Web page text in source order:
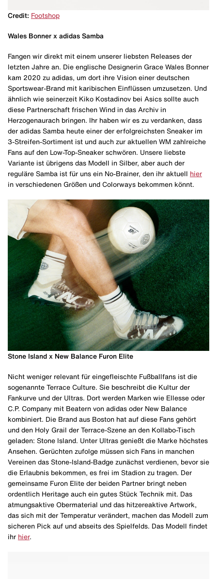
Credit: Footshop
Wales Bonner x adidas Samba
Fangen wir direkt mit einem unserer liebsten Releases der
letzten Jahre an. Die englische Designerin Grace Wales Bonner
kam 2020 zu adidas, um dort ihre Vision einer deutschen
Sportswear-Brand mit karibischen Einflüssen umzusetzen. Und
ähnlich wie seinerzeit Kiko Kostadinov bei Asics sollte auch
diese Partnerschaft frischen Wind in das Archiv in
Herzogenaurach bringen. Ihr haben wir es zu verdanken, dass
der adidas Samba heute einer der erfolgreichsten Sneaker im
3-Streifen-Sortiment ist und auch zur aktuellen WM zahlreiche
Fans auf den Low-Top-Sneaker schwören. Unsere liebste
Variante ist übrigens das Modell in Silber, aber auch der
reguläre Samba ist für uns ein No-Brainer, den ihr aktuell
hier
in verschiedenen Größen und Colorways bekommen könnt.
Stone Island x New Balance Furon Elite
Nicht weniger relevant für eingefleischte Fußballfans ist die
sogenannte Terrace Culture. Sie beschreibt die Kultur der
Fankurve und der Ultras. Dort werden Marken wie Ellesse oder
C.P. Company mit Beatern von adidas oder New Balance
kombiniert. Die Brand aus Boston hat auf diese Fans gehört
und den Holy Grail der Terrace-Szene an den Kollabo-Tisch
geladen: Stone Island. Unter Ultras genießt die Marke höchstes
Ansehen. Gerüchten zufolge müssen sich Fans in manchen
Vereinen das Stone-Island-Badge zunächst verdienen, bevor sie
die Erlaubnis bekommen, es frei im Stadion zu tragen. Der
gemeinsame Furon Elite der beiden Partner bringt neben
ordentlich Heritage auch ein gutes Stück Technik mit. Das
atmungsaktive Obermaterial und das hitzereaktive Artwork,
das sich mit der Temperatur verändert, machen das Modell zum
sicheren Pick auf und abseits des Spielfelds. Das Modell findet
ihr hier.